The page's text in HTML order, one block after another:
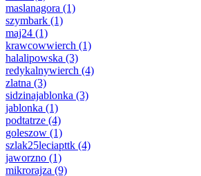
maslanagora (1)
szymbark (1)
maj24 (1)
krawcowwierch (1)
halalipowska (3)
redykalnywierch (4)
zlatna (3)
sidzinajablonka (3)
jablonka (1)
podtatrze (4)
goleszow (1)
szlak25leciapttk (4)
jaworzno (1)
mikrorajza (9)